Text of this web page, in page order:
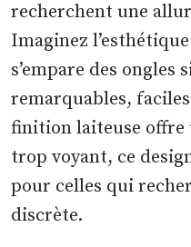
recherchent une
Imaginez
s’empare des ongles
remarquables,
finition laiteuse offre
trop voyant, ce
pour celles qui
discrète.